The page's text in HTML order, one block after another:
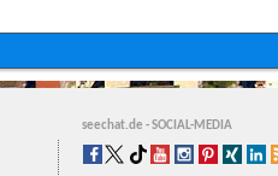
seechat.de - SOCIAL-MEDIA